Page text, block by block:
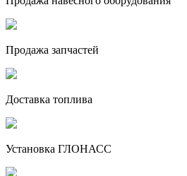
Продажа запчастей
Доставка топлива
Установка ГЛОНАСС